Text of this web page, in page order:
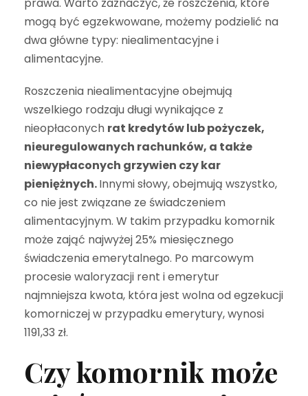
mogą być egzekwowane, możemy podzielić na
dwa główne typy: niealimentacyjne i
alimentacyjne.
Roszczenia niealimentacyjne obejmują
wszelkiego rodzaju długi wynikające z
nieopłaconych rat kredytów lub pożyczek,
nieuregulowanych rachunków, a także
niewypłaconych grzywien czy kar
pieniężnych.Innymi słowy, obejmują wszystko,
co nie jest związane ze świadczeniem
alimentacyjnym. W takim przypadku komornik
może zająć najwyżej 25% miesięcznego
świadczenia emerytalnego. Po marcowym
procesie waloryzacji rent i emerytur
najmniejsza kwota, która jest wolna od egzekucji
komorniczej w przypadku emerytury, wynosi
1191,33 zł.
Czy komornik może